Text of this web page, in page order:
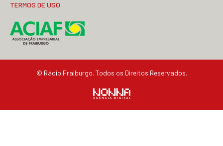
TERMOS DE USO
© Rádio Fraiburgo. Todos os Direitos Reservados.